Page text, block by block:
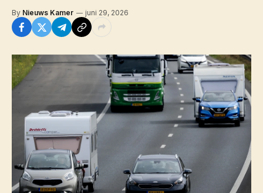
By Nieuws Kamer juni 29, 2026